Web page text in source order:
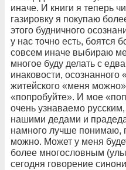
иначе. И книги я теперь
газировку я покупаю
этого будничного
у нас точно есть, боятся
совсем иначе выбираю
многое буду делать с
инаковости,
житейского «меня
«попробуйте». И мое
очень узнаваемо
нашими дедами и
намного лучше понимаю,
можно. Может у меня
более многословным
сегодня говорение